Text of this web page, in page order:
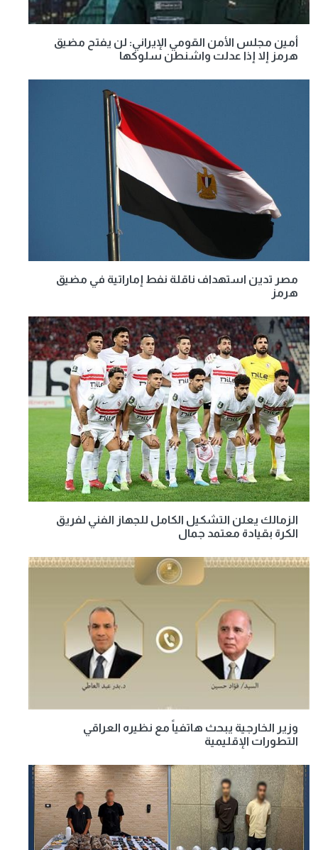
أمين مجلس الأمن القومي الإيراني: لن يفتح مضيق
هرمز إلا إذا عدلت واشنطن سلوكها
مصر تدين استهداف ناقلة نفط إماراتية في مضيق
هرمز
الزمالك يعلن التشكيل الكامل للجهاز الفني لفريق
الكرة بقيادة معتمد جمال
وزير الخارجية يبحث هاتفياً مع نظيره العراقي
التطورات الإقليمية